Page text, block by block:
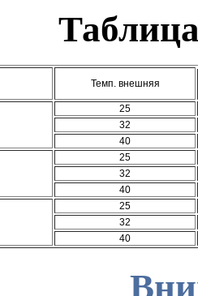
Темп. внешняя
25
32
40
25
32
40
25
32
40